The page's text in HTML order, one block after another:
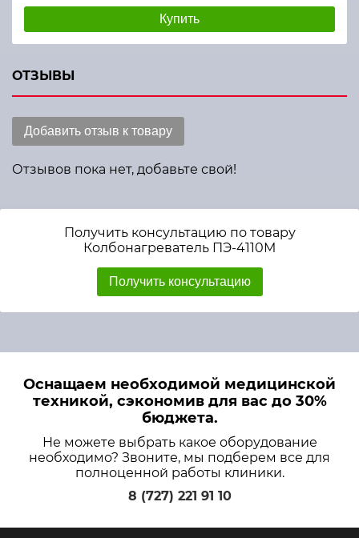
Купить
ОТЗЫВЫ
Добавить отзыв к товару
Отзывов пока нет, добавьте свой!
Получить консультацию по товару
Колбонагреватель ПЭ-4110М
Получить консультацию
Оснащаем необходимой медицинской
техникой, сэкономив для вас до 30%
бюджета.
Не можете выбрать какое оборудование
необходимо? Звоните, мы подберем все для
полноценной работы клиники.
8 (727) 221 91 10